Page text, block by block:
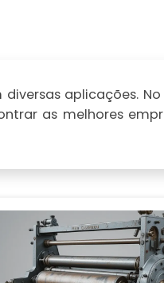
aplicações. No
as melhores